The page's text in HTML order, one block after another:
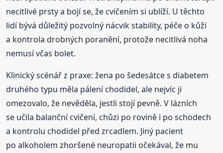
necitlivé prsty a bojí se, že cvičením si ublíží. U těchto
lidí bývá důležitý pozvolný nácvik stability, péče o kůži
a kontrola drobných poranění, protože necitlivá noha
nemusí včas bolet.
Klinický scénář z praxe: žena po šedesátce s diabetem
druhého typu měla pálení chodidel, ale nejvíc ji
omezovalo, že nevěděla, jestli stojí pevně. V lázních
se učila balanční cvičení, chůzi po rovině i po schodech
a kontrolu chodidel před zrcadlem. Jiný pacient
po alkoholem zhoršené neuropatii očekával, že mu